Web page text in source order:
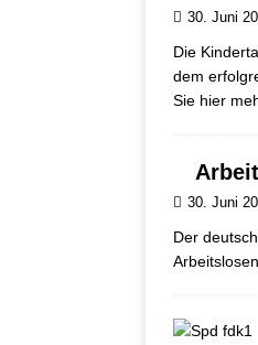
30. Juni
Die
dem
Sie hier
30. Juni
Der